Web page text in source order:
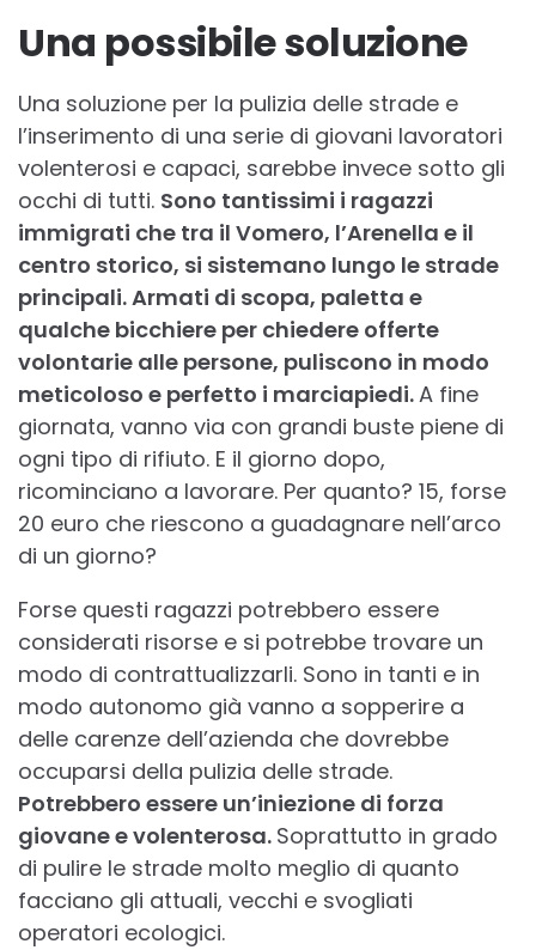
Una possibile soluzione
Una soluzione per la pulizia delle strade e
l’inserimento di una serie di giovani lavoratori
volenterosi e capaci, sarebbe invece sotto gli
occhi di tutti. Sono tantissimi i ragazzi
immigrati che tra il Vomero, l’Arenella e il
centro storico, si sistemano lungo le strade
principali. Armati di scopa, paletta e
qualche bicchiere per chiedere offerte
volontarie alle persone, puliscono in modo
meticoloso e perfetto i marciapiedi.A fine
giornata, vanno via con grandi buste piene di
ogni tipo di rifiuto. E il giorno dopo,
ricominciano a lavorare. Per quanto? 15, forse
20 euro che riescono a guadagnare nell’arco
di un giorno?
Forse questi ragazzi potrebbero essere
considerati risorse e si potrebbe trovare un
modo di contrattualizzarli. Sono in tanti e in
modo autonomo già vanno a sopperire a
delle carenze dell’azienda che dovrebbe
occuparsi della pulizia delle strade.
Potrebbero essere un’iniezione di forza
giovane e volenterosa. Soprattutto in grado
di pulire le strade molto meglio di quanto
facciano gli attuali, vecchi e svogliati
operatori ecologici.